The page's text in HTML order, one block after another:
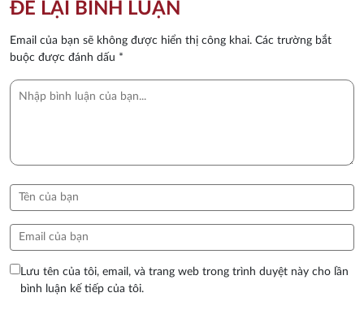
ĐỂ LẠI BÌNH LUẬN
Email của bạn sẽ không được hiển thị công khai. Các trường bắt
buộc được đánh dấu *
Lưu tên của tôi, email, và trang web trong trình duyệt này cho lần
bình luận kế tiếp của tôi.